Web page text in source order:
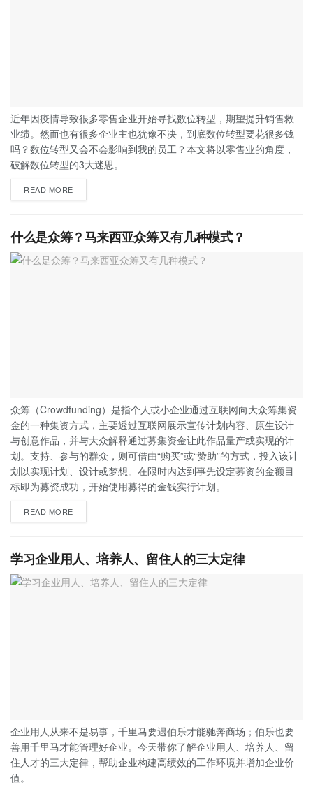
近年因疫情导致很多零售企业开始寻找数位转型，期望提升销售救
业绩。然而也有很多企业主也犹豫不决，到底数位转型要花很多钱
吗？数位转型又会不会影响到我的员工？本文将以零售业的角度，
破解数位转型的3大迷思。
READ MORE
什么是众筹？马来西亚众筹又有几种模式？
众筹（Crowdfunding）是指个人或小企业通过互联网向大众筹集资
金的一种集资方式，主要透过互联网展示宣传计划内容、原生设计
与创意作品，并与大众解释通过募集资金让此作品量产或实现的计
划。支持、参与的群众，则可借由“购买”或“赞助”的方式，投入该计
划以实现计划、设计或梦想。在限时内达到事先设定募资的金额目
标即为募资成功，开始使用募得的金钱实行计划。
READ MORE
学习企业用人、培养人、留住人的三大定律
企业用人从来不是易事，千里马要遇伯乐才能驰奔商场；伯乐也要
善用千里马才能管理好企业。今天带你了解企业用人、培养人、留
住人才的三大定律，帮助企业构建高绩效的工作环境并增加企业价
值。